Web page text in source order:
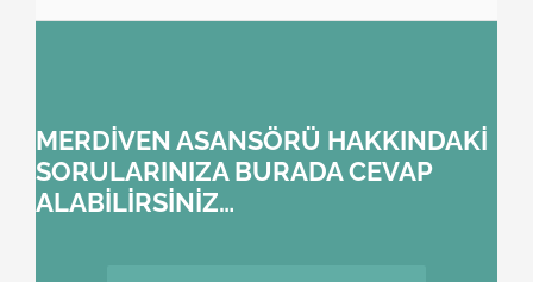
MERDİVEN ASANSÖRÜ HAKKINDAKİ
SORULARINIZA BURADA CEVAP
ALABİLİRSİNİZ…